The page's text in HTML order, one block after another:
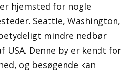
hjemsted for nogle
Seattle, Washington,
mindre nedbør
​​USA. Denne by er kendt for
og besøgende kan